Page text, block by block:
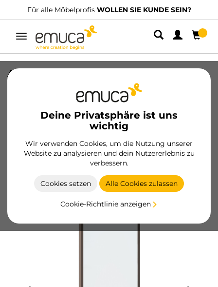
Für alle Möbelprofis WOLLEN SIE KUNDE SEIN?
Umschaltbare
Navigation
Deine Privatsphäre ist uns
wichtig
Wir verwenden Cookies, um die Nutzung unserer
Website zu analysieren und dein Nutzererlebnis zu
verbessern.
Cookies setzen Alle Cookies zulassen
Cookie-Richtlinie anzeigen
Ausziehbarer Innenspiegel für
Schränke, Mokka, Stahl und Kunststoff
7018013/EAN 8432393136158
Werden Sie Kunde